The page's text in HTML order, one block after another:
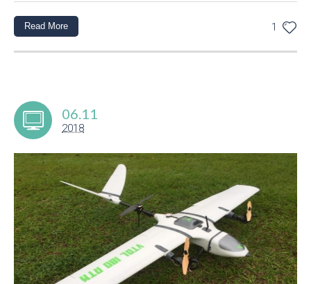
1
Read More
06.11
2018